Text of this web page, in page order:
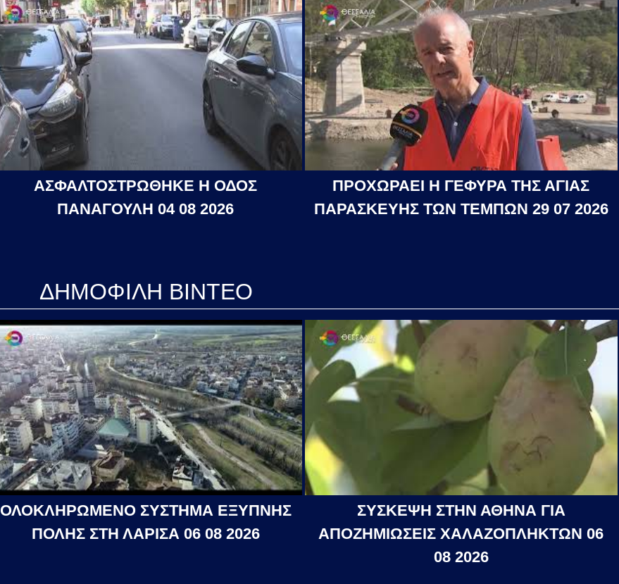
ΑΣΦΑΛΤΟΣΤΡΩΘΗΚΕ Η ΟΔΟΣ
ΠΑΝΑΓΟΥΛΗ 04 08 2026
ΠΡΟΧΩΡΑΕΙ Η ΓΕΦΥΡΑ ΤΗΣ ΑΓΙΑΣ
ΠΑΡΑΣΚΕΥΗΣ ΤΩΝ ΤΕΜΠΩΝ 29 07 2026
ΔΗΜΟΦΙΛΗ ΒΙΝΤΕΟ
ΟΛΟΚΛΗΡΩΜΕΝΟ ΣΥΣΤΗΜΑ ΕΞΥΠΝΗΣ
ΠΟΛΗΣ ΣΤΗ ΛΑΡΙΣΑ 06 08 2026
ΣΥΣΚΕΨΗ ΣΤΗΝ ΑΘΗΝΑ ΓΙΑ
ΑΠΟΖΗΜΙΩΣΕΙΣ ΧΑΛΑΖΟΠΛΗΚΤΩΝ 06
08 2026